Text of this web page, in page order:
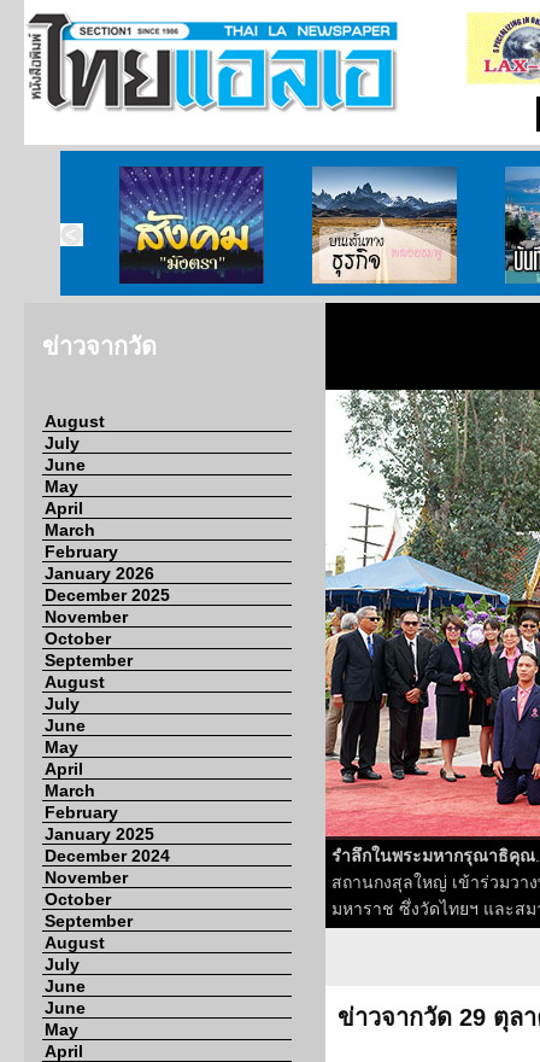
สังคมมังตรา บนเส้นทางธุรกิจ บั
ข่าวจากวัด
August
July
June
May
April
March
February
January 2026
December 2025
November
October
September
August
July
June
May
April
March
February
January 2025
December 2024
November
October
September
August
July
June
June
May
April
รำลึกในพระมหากรุณาธิคุณ
สถานกงสุลใหญ่ เข้าร่วมวา
มหาราช ซึ่งวัดไทยฯ และส
ข่าวจากวัด 29 ตุล